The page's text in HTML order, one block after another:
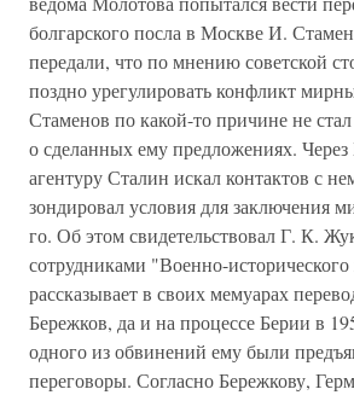
болгарского посла в Москве И.
передали, что по мнению советской
поздно урегулировать конфликт
Стаменов по какой-то причине не
о сделанных ему предложениях.
агентуру Сталин искал контактов с
зондировал условия для заключения
го. Об этом свидетельствовал Г. К.
сотрудниками "Военно-
рассказывает в своих мемуарах
Бережков, да и на процессе Берии в
одного из обвинений ему были
переговоры. Согласно Бережкову,